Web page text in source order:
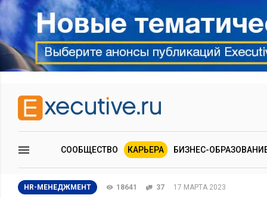
СООБЩЕСТВО КАРЬЕРА БИЗНЕС-
HR-МЕНЕДЖМЕНТ 18641 37 17 МАРТА 2023